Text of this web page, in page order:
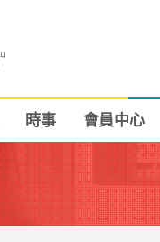
時事 會員中心